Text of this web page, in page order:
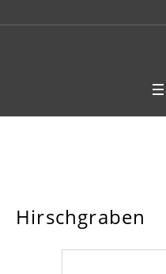
Hirschgraben